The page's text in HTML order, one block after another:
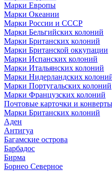
Марки Европы
Марки Океании
Марки России и СССР
Марки Бельгийских колоний
Марки Британских колоний
Марки Британской оккупации
Марки Испанских колоний
Марки Итальянских колоний
Марки Нидерландских
Марки Португальских колоний
Марки Французских колоний
Почтовые карточки и конверты
Марки Британских колоний
Аден
Антигуа
Багамские острова
Барбадос
Бирма
Борнео Северное